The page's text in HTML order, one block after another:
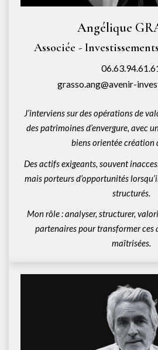
Angélique
Associée -
grasso.ang@avenir-
J’interviens sur des opérations de
des patrimoines d’envergure, avec
biens orientée création
Des actifs exigeants, souvent
mais porteurs d’opportunités
structurés.
Mon rôle : analyser, structurer,
partenaires pour transformer ces
maîtrisées.